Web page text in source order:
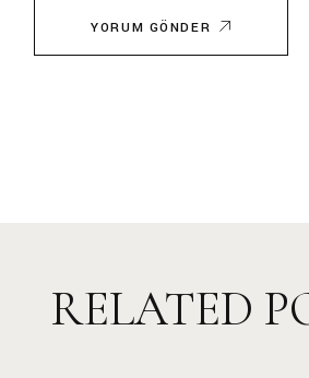
YORUM GÖNDER
RELATED